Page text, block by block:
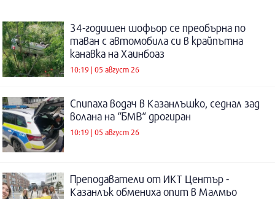
34-годишен шофьор се преобърна по
таван с автомобила си в крайпътна
канавка на Хаинбоаз
10:19 | 05 август 26
Спипаха водач в Казанлъшко, седнал зад
волана на “БМВ“ дрогиран
10:19 | 05 август 26
Преподаватели от ИКТ Център -
Казанлък обмениха опит в Малмьо